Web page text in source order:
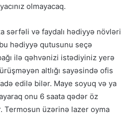
olmayacaq.
sərfəli və faydalı hədiyyə növləri
hədiyyə qutusunu seçə
ilə qəhvənizi istədiyiniz yerə
altlığı sayəsində ofis
edilə bilər. Maye soyuq və ya
onu 6 saata qədər öz
Termosun üzərinə lazer oyma